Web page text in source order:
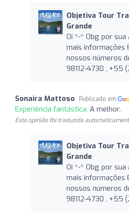
Objetiva Tour
Grande
Oi *-* Obg por sua
mais informações
nossos números
98112-4730 , +55
Sonaira Mattoso Publicado em
Experiência fantástica: A melhor.
Esta opinião foi traduzida
Objetiva Tour
Grande
Oi *-* Obg por sua
mais informações
nossos números
98112-4730 , +55